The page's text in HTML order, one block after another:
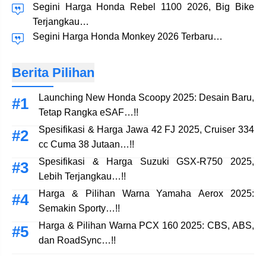
Segini Harga Honda Rebel 1100 2026, Big Bike
Terjangkau…
Segini Harga Honda Monkey 2026 Terbaru…
Berita Pilihan
Launching New Honda Scoopy 2025: Desain Baru,
Tetap Rangka eSAF…!!
Spesifikasi & Harga Jawa 42 FJ 2025, Cruiser 334
cc Cuma 38 Jutaan…!!
Spesifikasi & Harga Suzuki GSX-R750 2025,
Lebih Terjangkau…!!
Harga & Pilihan Warna Yamaha Aerox 2025:
Semakin Sporty…!!
Harga & Pilihan Warna PCX 160 2025: CBS, ABS,
dan RoadSync…!!